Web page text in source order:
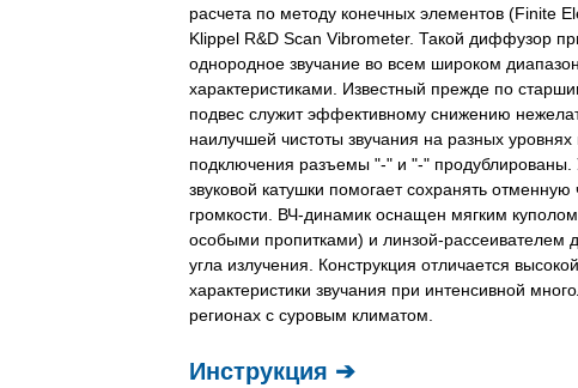
расчета по методу конечных элементов (Finite
Klippel R&D Scan Vibrometer. Такой диффузор
однородное звучание во всем широком
характеристиками. Известный прежде по
подвес служит эффективному снижению
наилучшей чистоты звучания на разных
подключения разъемы "-" и "-"
звуковой катушки помогает сохранять
громкости. ВЧ-динамик оснащен мягким
особыми пропитками) и линзой-рассеивателем
угла излучения. Конструкция отличается
характеристики звучания при интенсивной
регионах с суровым климатом.
Инструкция ➔